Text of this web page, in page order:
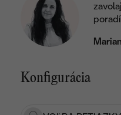
Konfigurácia